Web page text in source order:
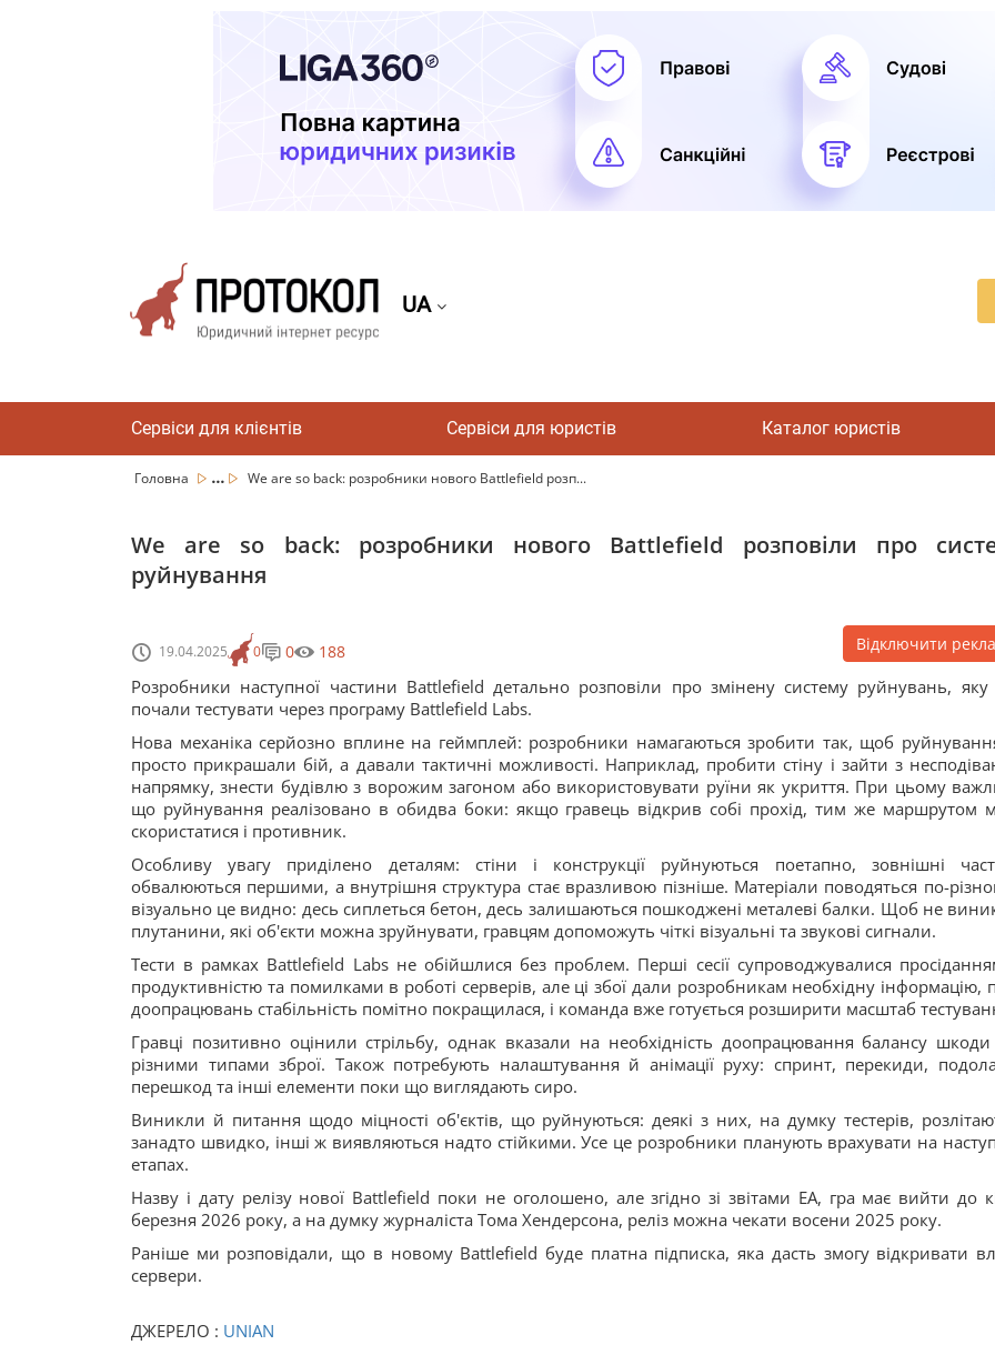
UA
Сервіси для клієнтів Сервіси для юристів Каталог юристів
Головна ... We are so back: розробники нового Battlefield розп...
We are so back: розробники нового Battlefield розповіли про
руйнування
19.04.2025 0 0 188 Відключити
Розробники наступної частини Battlefield детально розповіли про змінену систему руйнувань,
почали тестувати через програму Battlefield Labs.
Нова механіка серйозно вплине на геймплей: розробники намагаються зробити так, щоб
просто прикрашали бій, а давали тактичні можливості. Наприклад, пробити стіну і зайти з
напрямку, знести будівлю з ворожим загоном або використовувати руїни як укриття. При цьому
що руйнування реалізовано в обидва боки: якщо гравець відкрив собі прохід, тим же маршрутом
скористатися і противник.
Особливу увагу приділено деталям: стіни і конструкції руйнуються поетапно, зовнішні
обвалюються першими, а внутрішня структура стає вразливою пізніше. Матеріали поводяться по-
візуально це видно: десь сиплеться бетон, десь залишаються пошкоджені металеві балки. Щоб не
плутанини, які об'єкти можна зруйнувати, гравцям допоможуть чіткі візуальні та звукові сигнали.
Тести в рамках Battlefield Labs не обійшлися без проблем. Перші сесії супроводжувалися
продуктивністю та помилками в роботі серверів, але ці збої дали розробникам необхідну інформацію,
доопрацювань стабільність помітно покращилася, і команда вже готується розширити масштаб
Гравці позитивно оцінили стрільбу, однак вказали на необхідність доопрацювання балансу
різними типами зброї. Також потребують налаштування й анімації руху: спринт, перекиди,
перешкод та інші елементи поки що виглядають сиро.
Виникли й питання щодо міцності об'єктів, що руйнуються: деякі з них, на думку тестерів,
занадто швидко, інші ж виявляються надто стійкими. Усе це розробники планують врахувати на
етапах.
Назву і дату релізу нової Battlefield поки не оголошено, але згідно зі звітами EA, гра має вийти до
березня 2026 року, а на думку журналіста Тома Хендерсона, реліз можна чекати восени 2025 року.
Раніше ми розповідали, що в новому Battlefield буде платна підписка, яка дасть змогу відкривати
сервери.
ДЖЕРЕЛО : UNIAN